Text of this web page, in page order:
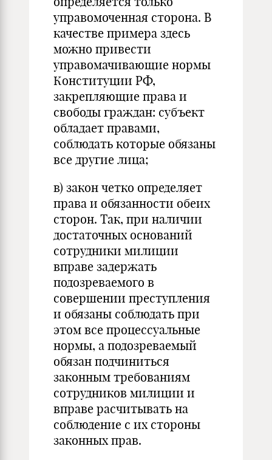
управомоченная сторона. В
качестве примера здесь
можно привести
управомачивающие нормы
Конституции РФ,
закрепляющие права и
свободы граждан: субъект
обладает правами,
соблюдать которые обязаны
все другие лица;
в) закон четко определяет
права и обязанности обеих
сторон. Так, при наличии
достаточных оснований
сотрудники милиции
вправе задержать
подозреваемого в
совершении преступления
и обязаны соблюдать при
этом все процессуальные
нормы, а подозреваемый
обязан подчиниться
законным требованиям
сотрудников милиции и
вправе расчитывать на
соблюдение с их стороны
законных прав.